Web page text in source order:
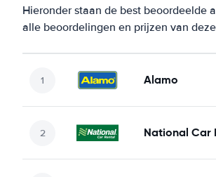
Hieronder staan de best beoordeelde
alle beoordelingen en prijzen van
Alamo
National Car